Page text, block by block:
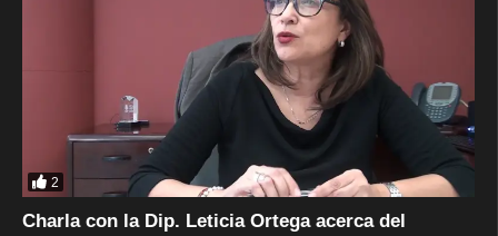
2
Charla con la Dip. Leticia Ortega acerca del